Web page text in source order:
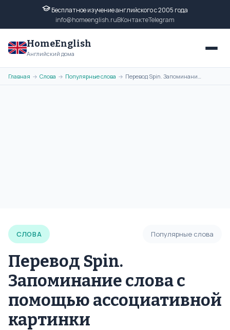
Бесплатное изучение английского с 2005 года
info@homeenglish.ruВКонтактеTelegram
HomeEnglish
Английский дома
Главная → Слова → Популярные слова → Перевод Spin. Запоминание слова с помощью ассоциативной картинки
СЛОВА Популярные слова
Перевод Spin.
Запоминание слова с
помощью ассоциативной
картинки